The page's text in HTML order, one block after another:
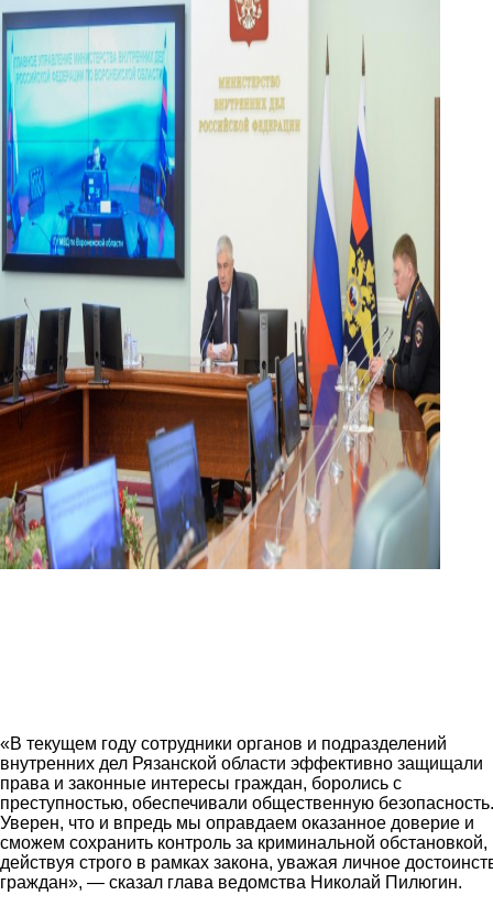
«В текущем году сотрудники органов и подразделений
внутренних дел Рязанской области эффективно защищали
права и законные интересы граждан, боролись с
преступностью, обеспечивали общественную безопасность.
Уверен, что и впредь мы оправдаем оказанное доверие и
сможем сохранить контроль за криминальной обстановкой,
действуя строго в рамках закона, уважая личное
граждан», — сказал глава ведомства Николай Пилюгин.